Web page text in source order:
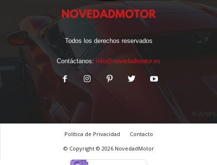
Todos los derechos reservados
Contáctanos: info@novedadmotor.es
Política de Privacidad
Contacto
© Copyright © 2026 NovedadMotor